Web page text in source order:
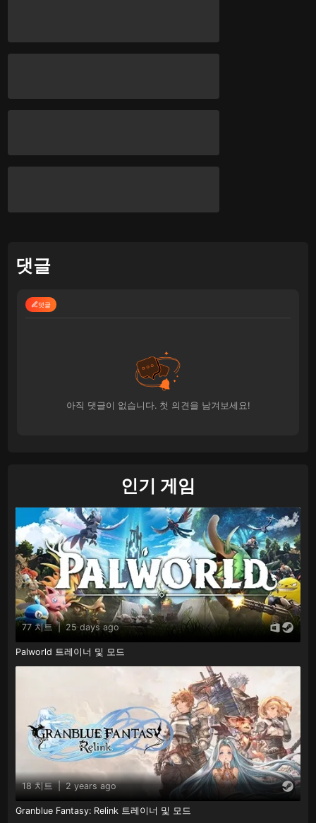
댓글
댓글
아직 댓글이 없습니다. 첫 의견을 남겨보세요!
인기 게임
77 치트 | 25 days ago
Palworld 트레이너 및 모드
18 치트 | 2 years ago
Granblue Fantasy: Relink 트레이너 및 모드